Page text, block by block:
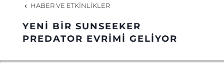
MİRAS
TEKNENIZIN PIYASA DEĞERINI
HABER VE ETKINLIKLER
YENİ BİR SUNSEEKER
PREDATOR EVRİMİ GELİYOR